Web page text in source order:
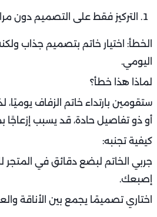
التركيز فقط على التصميم دون
الخطأ: اختيار خاتم بتصميم جذاب
اليومي.
لماذا هذا خطأ؟
ستقومين بارتداء خاتم الزفاف يوميًا،
أو ذو تفاصيل حادة، قد يسبب إزعاجًا
كيفية تجنبه:
جربي الخاتم لبضع دقائق في المتجر
إصبعك.
اختاري تصميمًا يجمع بين الأناقة